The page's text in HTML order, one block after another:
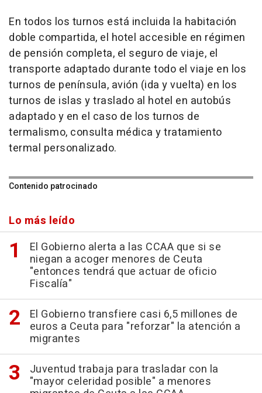
En todos los turnos está incluida la habitación
doble compartida, el hotel accesible en régimen
de pensión completa, el seguro de viaje, el
transporte adaptado durante todo el viaje en los
turnos de península, avión (ida y vuelta) en los
turnos de islas y traslado al hotel en autobús
adaptado y en el caso de los turnos de
termalismo, consulta médica y tratamiento
termal personalizado.
Contenido patrocinado
Lo más leído
El Gobierno alerta a las CCAA que si se
niegan a acoger menores de Ceuta
"entonces tendrá que actuar de oficio
Fiscalía"
El Gobierno transfiere casi 6,5 millones de
euros a Ceuta para "reforzar" la atención a
migrantes
Juventud trabaja para trasladar con la
"mayor celeridad posible" a menores